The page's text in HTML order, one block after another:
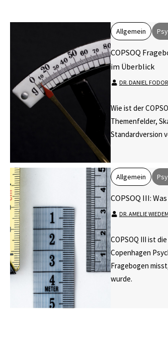
Allgemein
COPSOQ
im Überblick
DR. DANIEL FODOR
Wie ist der
Themenfelder,
Standardversion
Allgemein
COPSOQ III:
DR. AMELIE
COPSOQ III ist
Copenhagen
Fragebogen
wurde.